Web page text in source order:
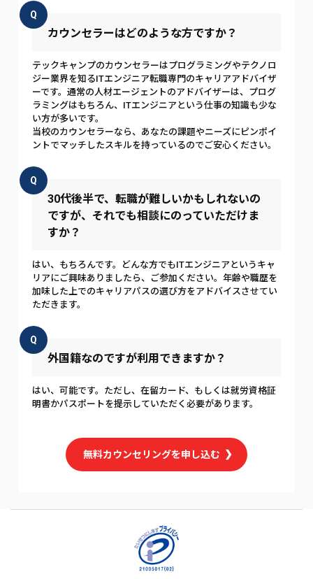
Q
カウンセラーはどのような方ですか？
テックキャンプのカウンセラーはプログラミングやテクノロ
ジー業界を知るITエンジニア転職専門のキャリアアドバイザ
ーです。通常の人材エージェントのアドバイザーは、プログ
ラミングはもちろん、ITエンジニアという仕事の知識も少な
い方が多いです。
当校のカウンセラーなら、あなたの課題やニーズにピンポイ
ントでマッチしたスキルを持っているのでご安心ください。
Q
30代後半で、転職が難しいかもしれないの
ですが、それでも相談にのっていただけま
すか？
はい、もちろんです。どんな方でもITエンジニアというキャ
リアにご興味ありましたら、ご参加ください。年齢や職歴を
加味した上でのキャリアパスの選び方をアドバイスさせてい
ただきます。
Q
外国籍なのですが利用できますか？
はい、可能です。ただし、在留カード、もしくは就労資格証
明書かパスポートを提示していただく必要があります。
無料カウンセリングを申し込む